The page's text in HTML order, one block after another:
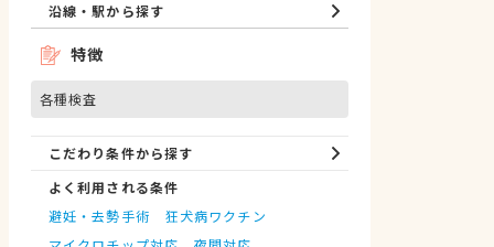
沿線・駅から探す
特徴
各種検査
こだわり条件から探す
よく利用される条件
避妊・去勢手術
狂犬病ワクチン